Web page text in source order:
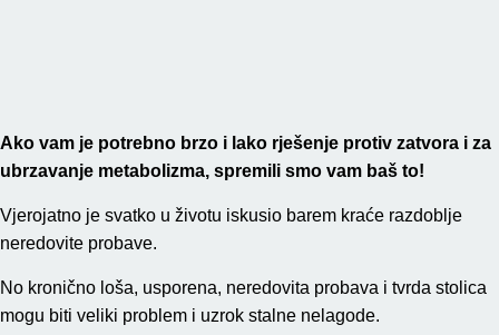
Ako vam je potrebno brzo i lako rješenje protiv zatvora i za
ubrzavanje metabolizma, spremili smo vam baš to!
Vjerojatno je svatko u životu iskusio barem kraće razdoblje
neredovite probave.
No kronično loša, usporena, neredovita probava i tvrda stolica
mogu biti veliki problem i uzrok stalne nelagode.